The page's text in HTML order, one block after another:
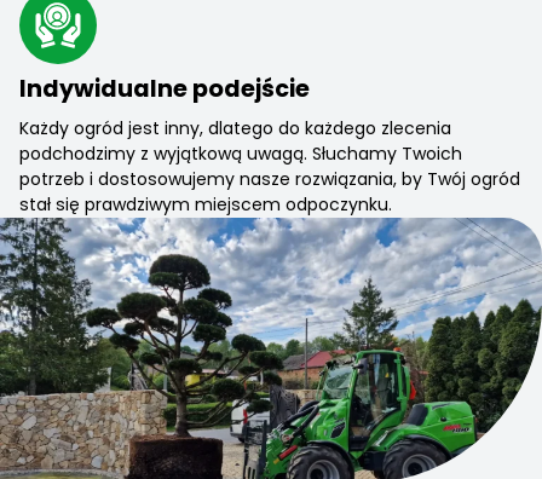
Indywidualne podejście
Każdy ogród jest inny, dlatego do każdego zlecenia
podchodzimy z wyjątkową uwagą. Słuchamy Twoich
potrzeb i dostosowujemy nasze rozwiązania, by Twój ogród
stał się prawdziwym miejscem odpoczynku.